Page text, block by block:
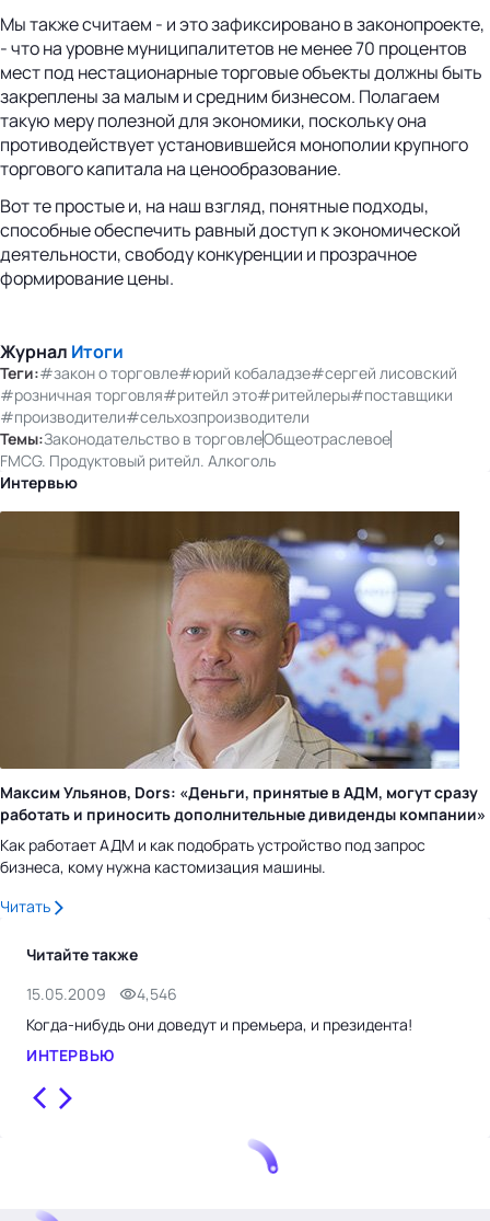
Мы также считаем - и это зафиксировано в законопроекте,
- что на уровне муниципалитетов не менее 70 процентов
мест под нестационарные торговые объекты должны быть
закреплены за малым и средним бизнесом. Полагаем
такую меру полезной для экономики, поскольку она
противодействует установившейся монополии крупного
торгового капитала на ценообразование.
Вот те простые и, на наш взгляд, понятные подходы,
способные обеспечить равный доступ к экономической
деятельности, свободу конкуренции и прозрачное
формирование цены.
Журнал Итоги
Теги:#закон о торговле#юрий кобаладзе#сергей лисовский
#розничная торговля#ритейл это#ритейлеры#поставщики
#производители#сельхозпроизводители
Темы:Законодательство в торговлеОбщеотраслевое
FMCG. Продуктовый ритейл. Алкоголь
Интервью
Максим Ульянов, Dors: «Деньги, принятые в АДМ, могут сразу
работать и приносить дополнительные дивиденды компании»
Как работает АДМ и как подобрать устройство под запрос
бизнеса, кому нужна кастомизация машины.
Читать
Читайте также
15.05.2009
4,546
Когда-нибудь они доведут и премьера, и президента!
ИНТЕРВЬЮ